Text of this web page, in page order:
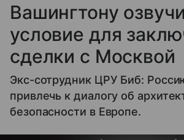
Вашингтону
условие для
сделки с Москвой
Экс-сотрудник ЦРУ Биб:
привлечь к диалогу об
безопасности в Европе.